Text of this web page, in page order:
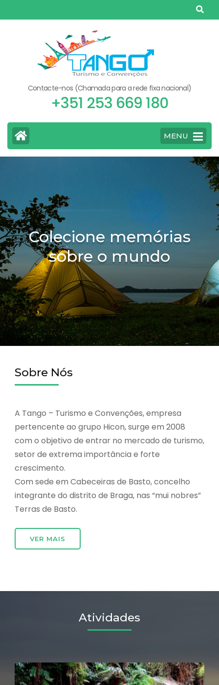
to
Contacte-nos (Chamada para a rede fixa nacional)
+351 253 669 180
MENU
Colecione memórias
sobre o mundo
Sobre Nós
A Tango – Turismo e Convenções, empresa
pertencente ao grupo Hicon, surge em 2008
com o objetivo de entrar no mercado de turismo,
setor de extrema importância e forte
crescimento.
Com sede em Cabeceiras de Basto, concelho
integrante do distrito de Braga, nas “mui nobres”
Terras de Basto.
VER MAIS
Atividades